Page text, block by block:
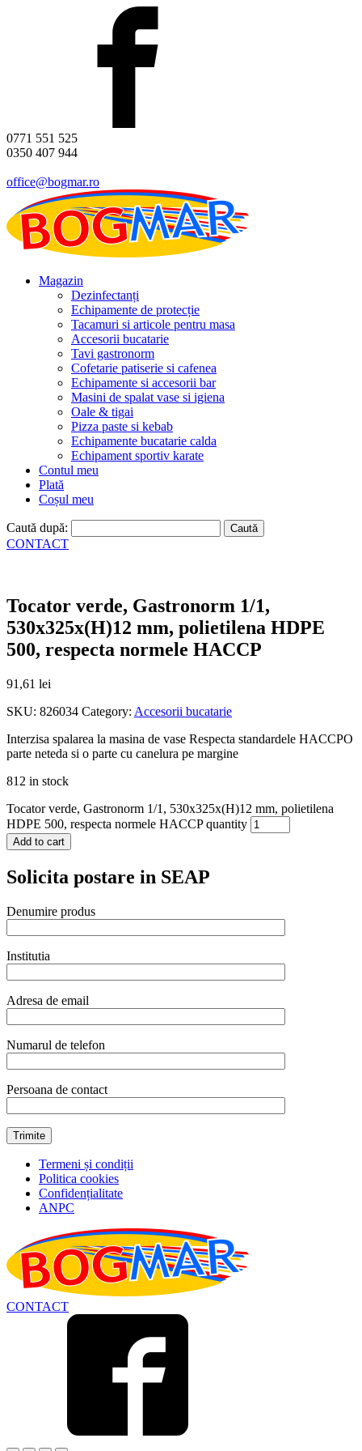
0771 551 525
0350 407 944
office@bogmar.ro
Magazin
Dezinfectanți
Echipamente de protecție
Tacamuri si articole pentru masa
Accesorii bucatarie
Tavi gastronorm
Cofetarie patiserie si cafenea
Echipamente si accesorii bar
Masini de spalat vase si igiena
Oale & tigai
Pizza paste si kebab
Echipamente bucatarie calda
Echipament sportiv karate
Contul meu
Plată
Coșul meu
Caută după:
CONTACT
Tocator verde, Gastronorm 1/1,
530x325x(H)12 mm, polietilena HDPE
500, respecta normele HACCP
91,61 lei
SKU: 826034 Category: Accesorii bucatarie
Interzisa spalarea la masina de vase Respecta standardele HACCPO
parte neteda si o parte cu canelura pe margine
812 in stock
Tocator verde, Gastronorm 1/1, 530x325x(H)12 mm, polietilena
HDPE 500, respecta normele HACCP quantity
Add to cart
Solicita postare in SEAP
Denumire produs
Institutia
Adresa de email
Numarul de telefon
Persoana de contact
Termeni și condiții
Politica cookies
Confidențialitate
ANPC
CONTACT